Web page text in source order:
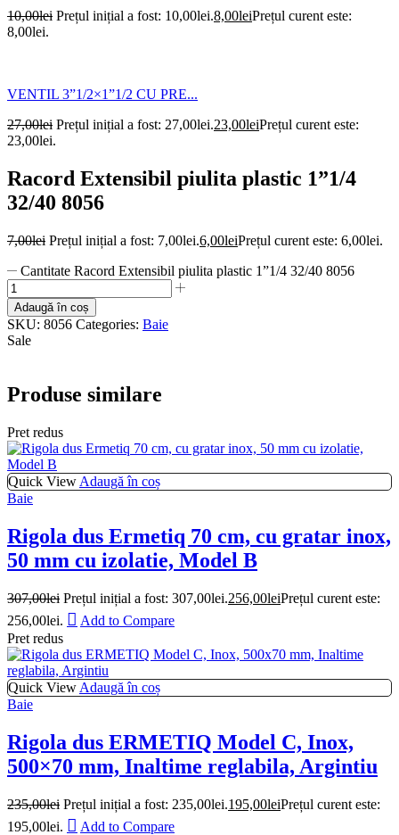
10,00lei Prețul inițial a fost: 10,00lei.8,00leiPrețul curent este:
8,00lei.
VENTIL 3”1/2×1”1/2 CU PRE...
27,00lei Prețul inițial a fost: 27,00lei.23,00leiPrețul curent este:
23,00lei.
Racord Extensibil piulita plastic 1”1/4
32/40 8056
7,00lei Prețul inițial a fost: 7,00lei.6,00leiPrețul curent este: 6,00lei.
Cantitate Racord Extensibil piulita plastic 1”1/4 32/40 8056
Adaugă în coș
SKU: 8056 Categories: Baie
Sale
Produse similare
Pret redus
Quick View Adaugă în coș
Baie
Rigola dus Ermetiq 70 cm, cu gratar inox,
50 mm cu izolatie, Model B
307,00lei Prețul inițial a fost: 307,00lei.256,00leiPrețul curent este:
256,00lei.
Add to Compare
Pret redus
Quick View Adaugă în coș
Baie
Rigola dus ERMETIQ Model C, Inox,
500×70 mm, Inaltime reglabila, Argintiu
235,00lei Prețul inițial a fost: 235,00lei.195,00leiPrețul curent este:
195,00lei.
Add to Compare